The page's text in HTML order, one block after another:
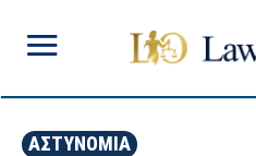
ΑΣΤΥΝΟΜΙΑ